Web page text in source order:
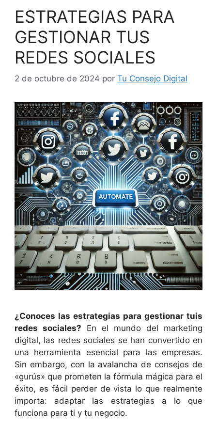
ESTRATEGIAS PARA
GESTIONAR TUS
REDES SOCIALES
2 de octubre de 2024 por Tu Consejo Digital
¿Conoces las estrategias para gestionar tuis
redes sociales? En el mundo del marketing
digital, las redes sociales se han convertido en
una herramienta esencial para las empresas.
Sin embargo, con la avalancha de consejos de
«gurús» que prometen la fórmula mágica para el
éxito, es fácil perder de vista lo que realmente
importa: adaptar las estrategias a lo que
funciona para ti y tu negocio.